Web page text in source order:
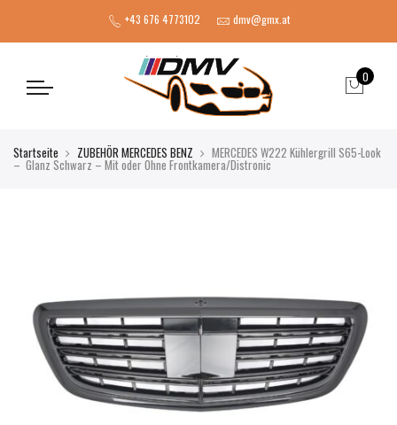
+43 676 4773102 dmv@gmx.at
0
Startseite ZUBEHÖR MERCEDES BENZ MERCEDES W222 Kühlergrill S65-Look
– Glanz Schwarz – Mit oder Ohne Frontkamera/Distronic